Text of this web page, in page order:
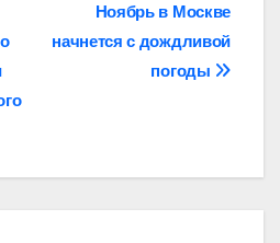
Ноябрь в Москве
начнется с дождливой
погоды